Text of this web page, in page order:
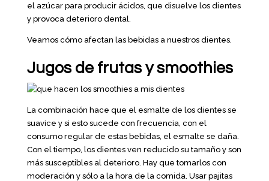
el azúcar para producir ácidos, que disuelve los dientes
y provoca deterioro dental.
Veamos cómo afectan las bebidas a nuestros dientes.
Jugos de frutas y smoothies
La combinación hace que el esmalte de los dientes se
suavice y si esto sucede con frecuencia, con el
consumo regular de estas bebidas, el esmalte se daña.
Con el tiempo, los dientes ven reducido su tamaño y son
más susceptibles al deterioro. Hay que tomarlos con
moderación y sólo a la hora de la comida. Usar pajitas